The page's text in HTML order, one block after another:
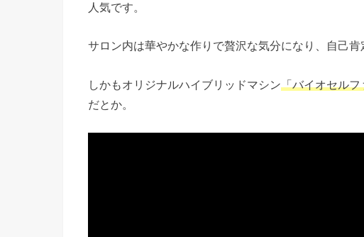
人気です。
サロン内は華やかな作りで贅沢な気分になり、自己肯
しかもオリジナルハイブリッドマシン「バイオセル
だとか。